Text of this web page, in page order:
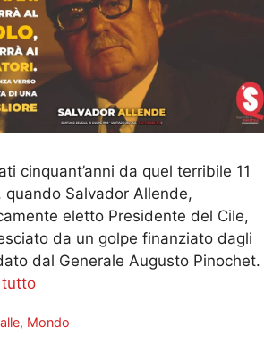
cinquant’anni da quel terribile 11
quando Salvador Allende,
eletto Presidente del Cile,
da un golpe finanziato dagli
dal Generale Augusto Pinochet.
tutto
, Mondo